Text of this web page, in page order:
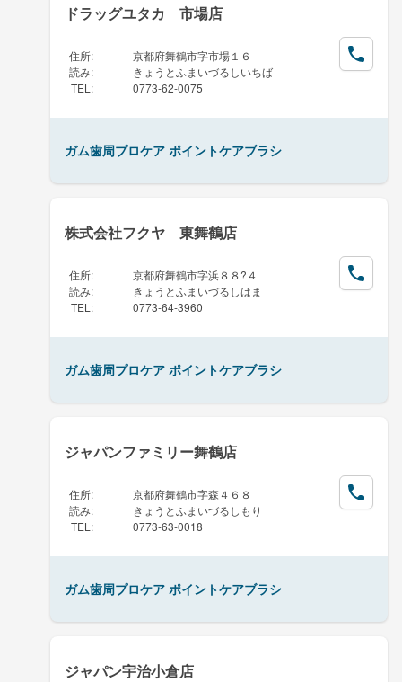
ドラッグユタカ 市場店
住所:
京都府舞鶴市字市場１６
読み:
きょうとふまいづるしいちば
TEL : 0773-62-0075
ガム歯周プロケア ポイントケアブラシ
株式会社フクヤ 東舞鶴店
住所:
京都府舞鶴市字浜８８?４
読み:
きょうとふまいづるしはま
TEL : 0773-64-3960
ガム歯周プロケア ポイントケアブラシ
ジャパンファミリー舞鶴店
住所:
京都府舞鶴市字森４６８
読み:
きょうとふまいづるしもり
TEL : 0773-63-0018
ガム歯周プロケア ポイントケアブラシ
ジャパン宇治小倉店